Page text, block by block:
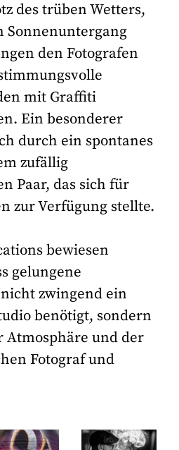
des trüben Wetters,
Sonnenuntergang
den Fotografen
mit Graffiti
Ein besonderer
durch ein spontanes
zufällig
Paar, das sich für
zur Verfügung stellte.
bewiesen
gelungene
zwingend ein
benötigt, sondern
Atmosphäre und der
Fotograf und